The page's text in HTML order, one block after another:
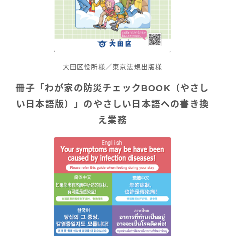
大田区役所様／東京法規出版様
冊子「 わが家の防災チェックBOOK（やさし
い日本語版）
」のやさしい日本語への書き換
え業務